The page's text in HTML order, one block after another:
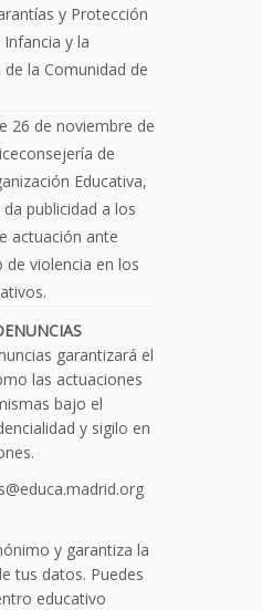
y Protección
y la
la Comunidad de
26 de noviembre de
de
Educativa,
publicidad a los
actuación ante
de violencia en los
garantizará el
las actuaciones
bajo el
y sigilo en
y garantiza la
tus datos. Puedes
educativo